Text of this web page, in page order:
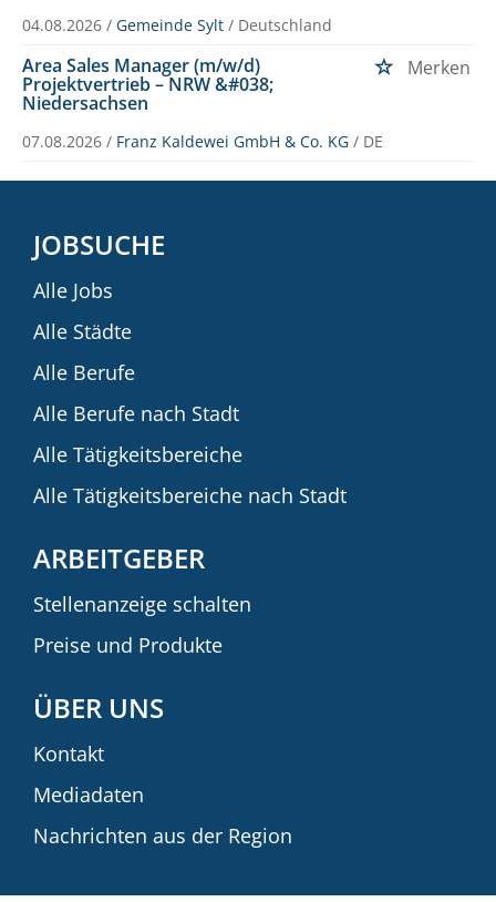
04.08.2026 / Gemeinde Sylt / Deutschland
Area Sales Manager (m/w/d)
Projektvertrieb – NRW &#038;
Niedersachsen
Merken
07.08.2026 / Franz Kaldewei GmbH & Co. KG / DE
JOBSUCHE
Alle Jobs
Alle Städte
Alle Berufe
Alle Berufe nach Stadt
Alle Tätigkeitsbereiche
Alle Tätigkeitsbereiche nach Stadt
ARBEITGEBER
Stellenanzeige schalten
Preise und Produkte
ÜBER UNS
Kontakt
Mediadaten
Nachrichten aus der Region